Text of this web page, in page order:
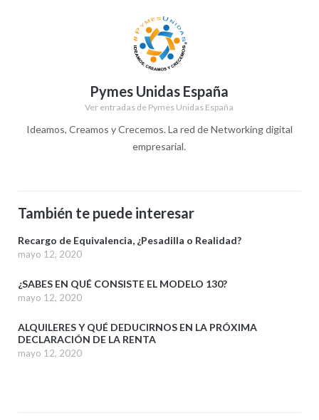
Pymes Unidas España
Ver entradas de Pymes Unidas España
Ideamos, Creamos y Crecemos. La red de Networking digital
empresarial.
También te puede interesar
Recargo de Equivalencia, ¿Pesadilla o Realidad?
mayo 12, 2020
¿SABES EN QUÉ CONSISTE EL MODELO 130?
mayo 12, 2020
ALQUILERES Y QUÉ DEDUCIRNOS EN LA PRÓXIMA
DECLARACIÓN DE LA RENTA
mayo 12, 2020